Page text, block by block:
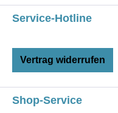
Service-Hotline
Vertrag widerrufen
Shop-Service